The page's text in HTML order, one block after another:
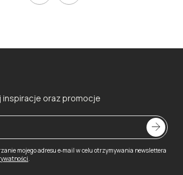
inspiracje oraz promocje
mojego adresu e‑mail w celu otrzymywania newslettera
.